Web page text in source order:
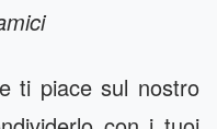
ti piace sul nostro